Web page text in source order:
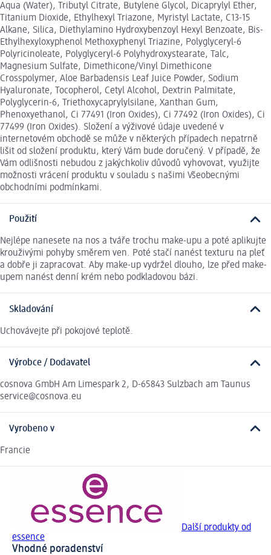
Aqua (Water), Tributyl Citrate, Butylene Glycol, Dicaprylyl Ether,
Titanium Dioxide, Ethylhexyl Triazone, Myristyl Lactate, C13-15
Alkane, Silica, Diethylamino Hydroxybenzoyl Hexyl Benzoate, Bis-
Ethylhexyloxyphenol Methoxyphenyl Triazine, Polyglyceryl-6
Polyricinoleate, Polyglyceryl-6 Polyhydroxystearate, Talc,
Magnesium Sulfate, Dimethicone/Vinyl Dimethicone
Crosspolymer, Aloe Barbadensis Leaf Juice Powder, Sodium
Hyaluronate, Tocopherol, Cetyl Alcohol, Dextrin Palmitate,
Polyglycerin-6, Triethoxycaprylylsilane, Xanthan Gum,
Phenoxyethanol, Ci 77491 (Iron Oxides), Ci 77492 (Iron Oxides), Ci
77499 (Iron Oxides). Složení a výživové údaje uvedené v
internetovém obchodě se může v některých případech nepatrně
lišit od složení produktu, který Vám bude doručený. V případě, že
Vám odlišnosti nebudou z jakýchkoliv důvodů vyhovovat, využijte
možnosti vrácení produktu v souladu s našimi Všeobecnými
obchodními podmínkami.
Použití
Nejlépe nanesete na nos a tváře trochu make-upu a poté aplikujte
krouživými pohyby směrem ven. Poté stačí nanést texturu na pleť
a dobře ji zapracovat. Aby make-up vydržel dlouho, lze před make-
upem nanést denní krém nebo podkladovou bázi.
Skladování
Uchovávejte při pokojové teplotě.
Výrobce / Dodavatel
cosnova GmbH Am Limespark 2, D-65843 Sulzbach am Taunus
service@cosnova.eu
Vyrobeno v
Francie
Další produkty od
essence
Vhodné poradenství